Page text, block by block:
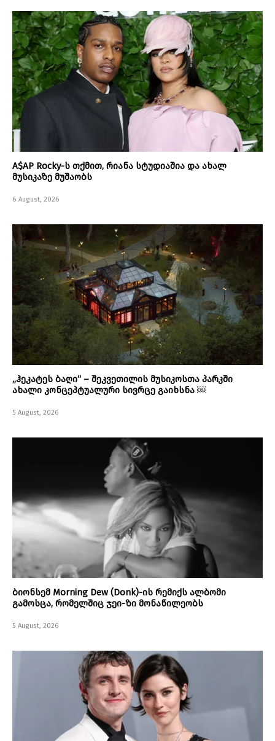
A$AP Rocky-ს თქმით, რიანა სტუდიაშია და ახალ
მუსიკაზე მუშაობს
6 August, 2026
„ჰეკატეს ბაღი“ – შეკვეთილის მუსიკოსთა პარკში
ახალი კონცეპტუალური სივრცე გაიხსნა ￼
5 August, 2026
ბიონსემ Morning Dew (Donk)-ის რემიქს ალბომი
გამოსცა, რომელშიც ჯეი-ზი მონაწილეობს
5 August, 2026